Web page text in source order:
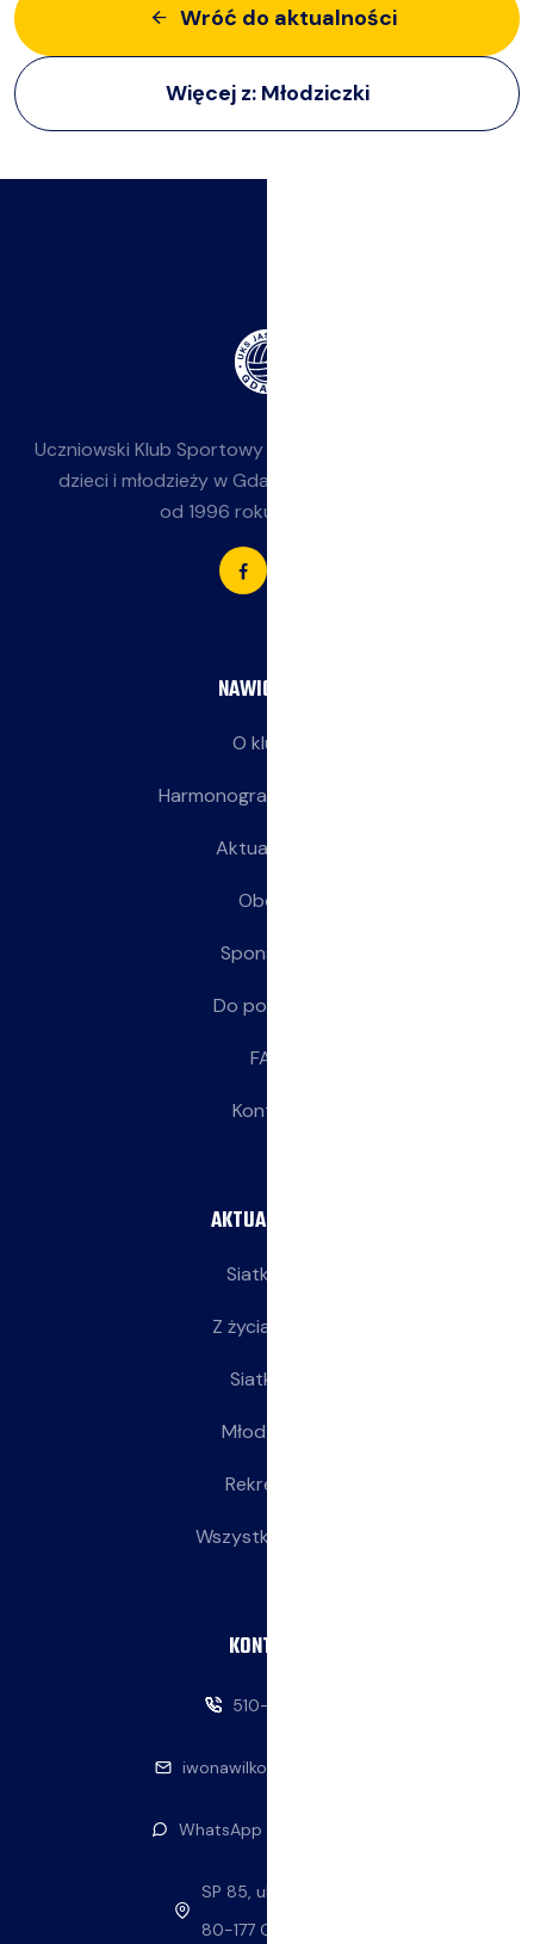
Wróć do aktualności
Więcej z: Młodziczki
Uczniowski Klub Sportowy
dzieci i młodzieży w Gdańsku-Jasieniu. Działamy
od 1996 roku przy SP 85.
NAWIGACJA
O klubie
Harmonogram treningów
Aktualności
Obozy
Sponsorzy
Do pobrania
FAQ
Kontakt
AKTUALNOŚCI
Siatkarze
Z życia klubu
Siatkarki
Młodziczki
Rekreacja
Wszystkie wpisy
KONTAKT
510-146-069
iwonawilkowska@interia.pl
WhatsApp — napisz do nas
SP 85, ul. Stolema 59
80-177 Gdańsk